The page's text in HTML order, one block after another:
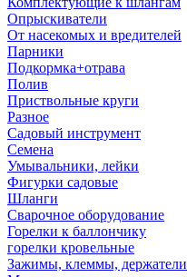
Опрыскиватели
От насекомых и вредителей
Парники
Подкормка+отрава
Полив
Приствольные круги
Разное
Садовый инструмент
Семена
Умывальники, лейки
Фигурки садовые
Шланги
Сварочное оборудование
Горелки к баллончику
горелки кровельные
Зажимы, клеммы, держатели